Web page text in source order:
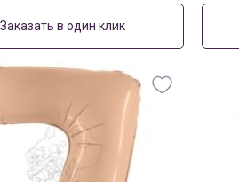
Заказать в один клик